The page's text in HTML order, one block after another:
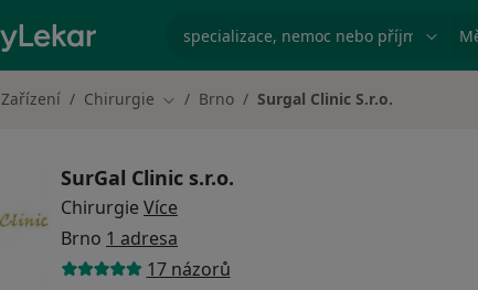
specializace, nemoc nebo příjmení
Zařízení Chirurgie Změna města
Brno Surgal Clinic S.r.o.
SurGal Clinic s.r.o.
Chirurgie Více
Brno 1 adresa
17 názorů